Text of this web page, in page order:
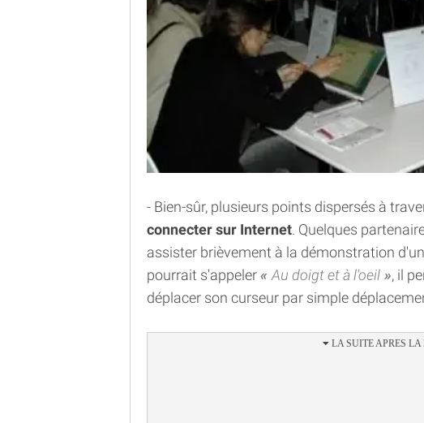
- Bien-sûr, plusieurs points dispersés à
connecter sur Internet. Quelques
assister brièvement à la démonstration
pourrait s'appeler
Au doigt et à l'oeil
, il
déplacer son curseur par simple